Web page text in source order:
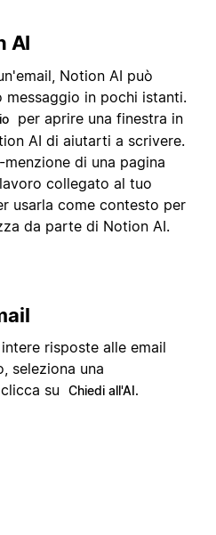
AI
Notion AI può
in pochi istanti.
per aprire una finestra in
AI di aiutarti a scrivere.
di una pagina
collegato al tuo
usarla come contesto per
da parte di Notion AI.
risposte alle email
seleziona una
su
Chiedi all'AI.